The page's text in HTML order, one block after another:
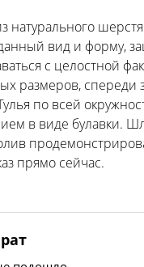
натурального
вид и форму,
с целостной
размеров, спереди
по всей
в виде булавки.
прямо сейчас.